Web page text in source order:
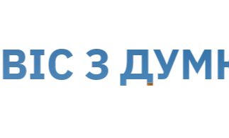
Вкладіть в посилку необхідну